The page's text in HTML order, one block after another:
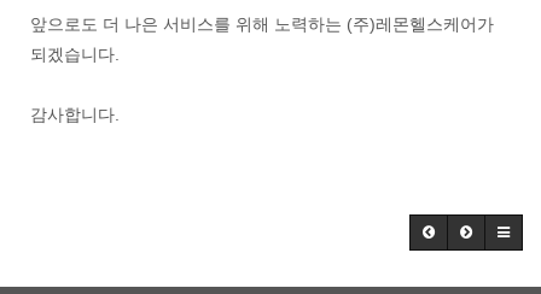
앞으로도 더 나은 서비스를 위해 노력하는 (주)레몬헬스케어가
되겠습니다.
감사합니다.